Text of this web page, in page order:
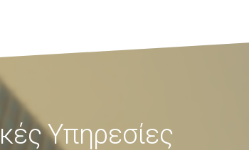
Υπηρεσίες